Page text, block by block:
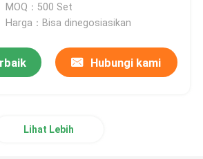
MOQ：500 Set
Harga：Bisa dinegosiasikan
Hubungi kami
Lihat Lebih